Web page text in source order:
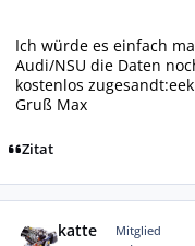
Ich würde es einfach
Audi/NSU die Daten
kostenlos
Gruß Max
Zitat
katte Mitglied